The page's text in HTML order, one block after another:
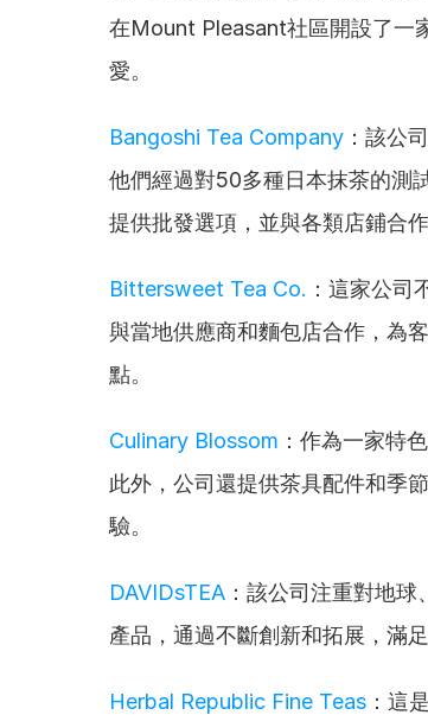
在Mount Pleasant社區開設了一
愛。
Bangoshi Tea Company ：該公
他們經過對50多種日本抹茶的測
提供批發選項，並與各類店鋪合
Bittersweet Tea Co. ：這家公司
與當地供應商和麵包店合作，為
點。
Culinary Blossom ：作為一家特
此外，公司還提供茶具配件和季
驗。
DAVIDsTEA ：該公司注重對地
產品，通過不斷創新和拓展，滿
Herbal Republic Fine Teas ：這